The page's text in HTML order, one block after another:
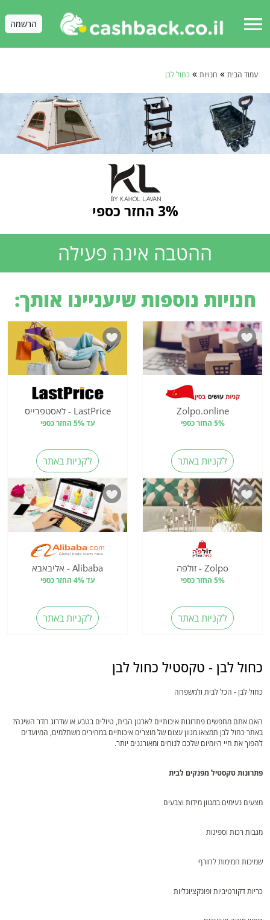
menu הרשמה
עמוד הבית » חנויות » כחול לבן
3% החזר כספי
ההטבה אינה פעילה
חנויות נוספות שיעניינו אותך:
Zolpo.online
5% החזר כספי
לקניות באתר
LastPrice - לאסטפרייס
עד 5% החזר כספי
לקניות באתר
Zolpo - זולפה
5% החזר כספי
לקניות באתר
Alibaba - אליבאבא
עד 4% החזר כספי
לקניות באתר
כחול לבן - טקסטיל כחול לבן
כחול לבן - הכל לבית ולמשפחה
האם אתם מחפשים פתרונות איכותיים לארגון הבית, טיולים בטבע או שדרוג חדר השינה?
באתר כחול לבן תמצאו מגוון עצום של מוצרים איכותיים במחירים משתלמים, המיועדים
להפוך את חיי היומיום שלכם לנוחים ומאורגנים יותר.
פתרונות טקסטיל מפנקים לבית
מצעים נעימים במגוון מידות וצבעים
מגבות רכות וספיגות
שמיכות חמימות לחורף
כריות דקורטיביות ופונקציונליות